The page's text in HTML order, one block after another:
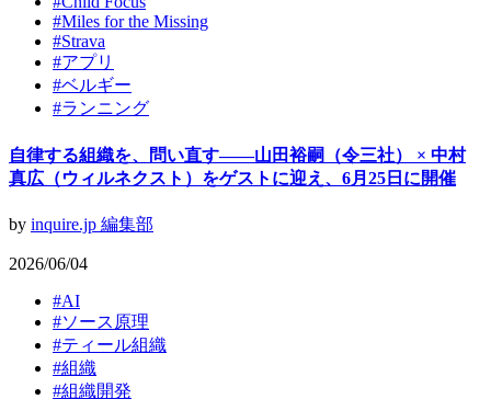
#Miles for the Missing
#Strava
#アプリ
#ベルギー
#ランニング
自律する組織を、問い直す——山田裕嗣（令三社） × 中村
真広（ウィルネクスト）をゲストに迎え、6月25日に開催
by inquire.jp 編集部
2026/06/04
#AI
#ソース原理
#ティール組織
#組織
#組織開発